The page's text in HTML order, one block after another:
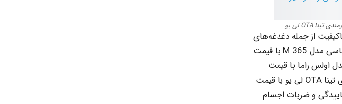
از جمله دغدغه‌های
بسیاری از خریداران محسوب می‌شود. در این بین، محصولاتی نظیر میز کارشناسی مدل M 365 با قیمت
اولس راما با قیمت
810,000 تومان ساخته شده از چوب ام دی اف و نوار پی‌وی‌سی و ‌میز کارمندی تینا OTA لی یو با قیمت
ساییدگی و ضربات اجسام